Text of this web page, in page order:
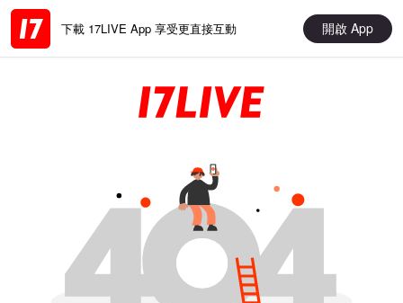
下載 17LIVE App 享受更直接互動 開啟 App